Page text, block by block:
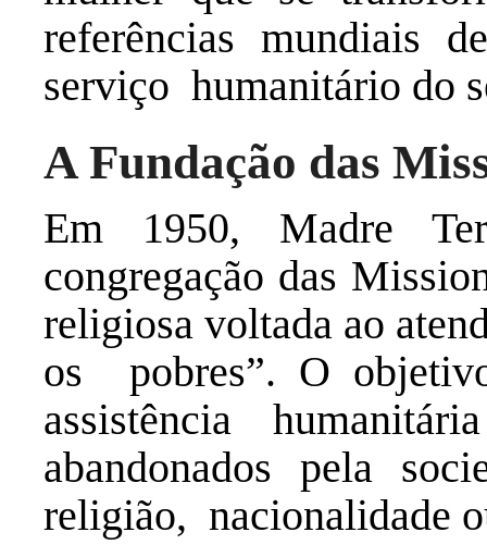
referências mundiais
serviço humanitário do
A Fundação das
Em 1950, Madre
congregação das
religiosa voltada ao
os pobres”. O
assistência
abandonados pela
religião, nacionalidade